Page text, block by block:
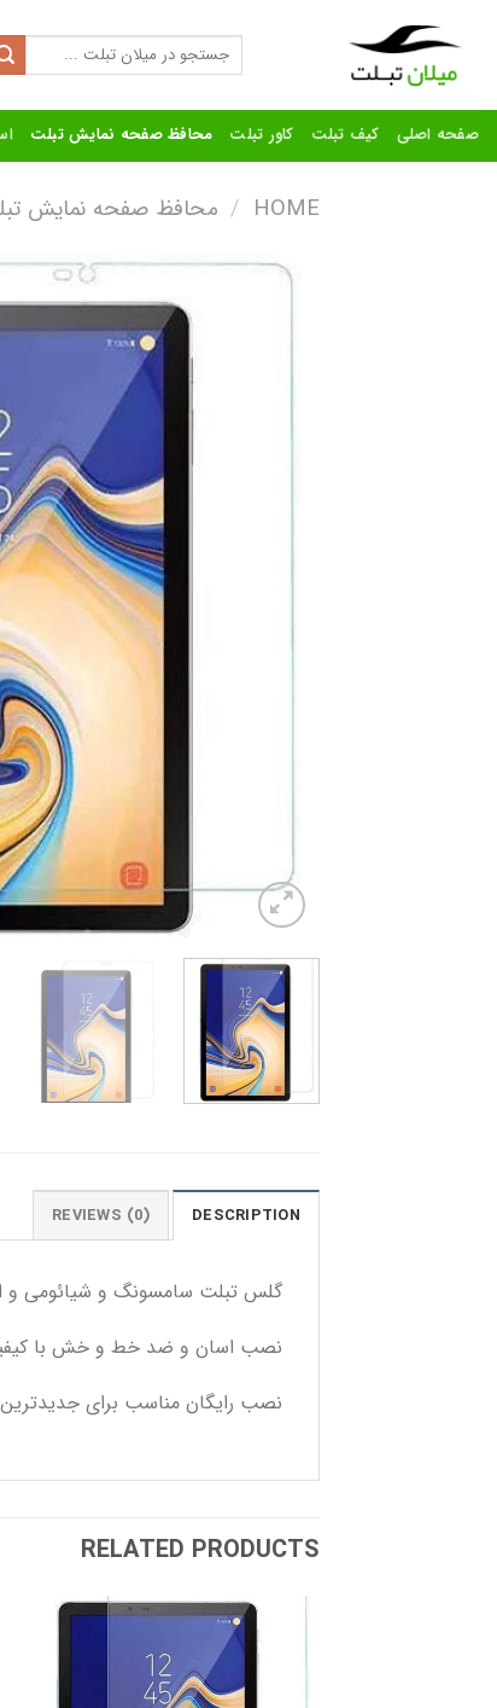
content
Search
for:
صفحه اصلی کیف تبلت کاور تبلت محافظ صفحه نمایش تبلت
HOME
/ محافظ صفحه نمایش
DESCRIPTION
REVIEWS (0)
گلس تبلت سامسونگ و شیائومی و
نصب اسان و ضد خط و خش با
نصب رایگان مناسب برای جدیدترین
RELATED PRODUCTS